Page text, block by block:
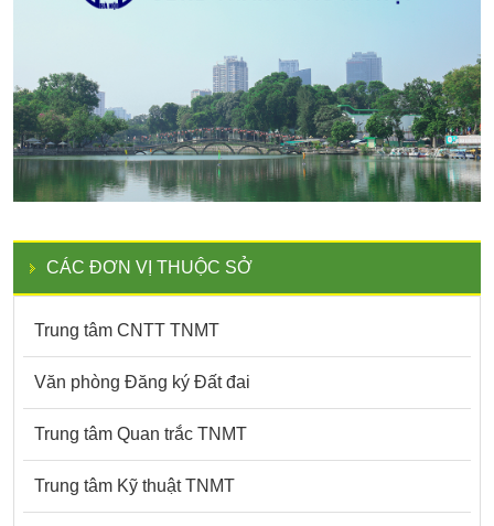
CÁC ĐƠN VỊ THUỘC SỞ
Trung tâm CNTT TNMT
Văn phòng Đăng ký Đất đai
Trung tâm Quan trắc TNMT
Trung tâm Kỹ thuật TNMT